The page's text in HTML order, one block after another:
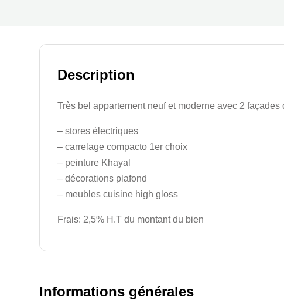
Description
Très bel appartement neuf et moderne avec 2
– stores électriques
– carrelage compacto 1er choix
– peinture Khayal
– décorations plafond
– meubles cuisine high gloss
Frais: 2,5% H.T du montant du bien
Informations générales